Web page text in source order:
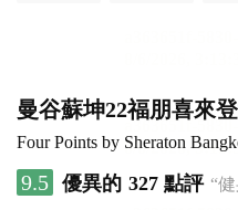
曼谷蘇坤22福朋喜來
Four Points by Sheraton
9.5 優異的 327 點評 “